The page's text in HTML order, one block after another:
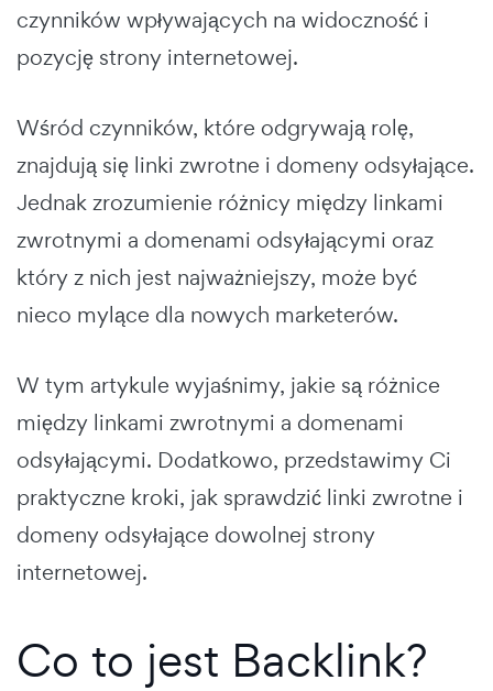
czynników wpływających na widoczność i
pozycję strony internetowej.
Wśród czynników, które odgrywają rolę,
znajdują się linki zwrotne i domeny odsyłające.
Jednak zrozumienie różnicy między linkami
zwrotnymi a domenami odsyłającymi oraz
który z nich jest najważniejszy, może być
nieco mylące dla nowych marketerów.
W tym artykule wyjaśnimy, jakie są różnice
między linkami zwrotnymi a domenami
odsyłającymi. Dodatkowo, przedstawimy Ci
praktyczne kroki, jak sprawdzić linki zwrotne i
domeny odsyłające dowolnej strony
internetowej.
Co to jest Backlink?